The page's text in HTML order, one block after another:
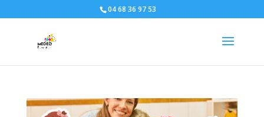
04 68 36 97 53